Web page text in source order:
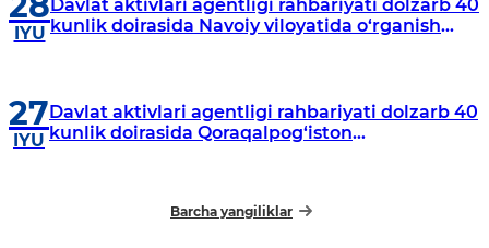
IYU
Davlat aktivlari agentligi rahbariyati dolzarb 40
kunlik doirasida Navoiy viloyatida o‘rganish
27
IYU
Davlat aktivlari agentligi rahbariyati dolzarb 40
kunlik doirasida Qoraqalpog‘iston
Barcha yangiliklar